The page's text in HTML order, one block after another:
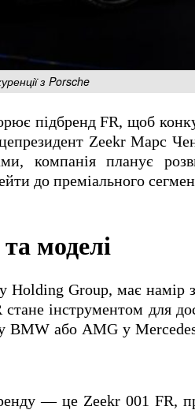
з Porsche
підбренд FR, щоб
Zeekr Марс
компанія планує
до преміального
моделі
Holding Group, має намір
стане інструментом для
BMW або AMG у
— це Zeekr 001 FR,